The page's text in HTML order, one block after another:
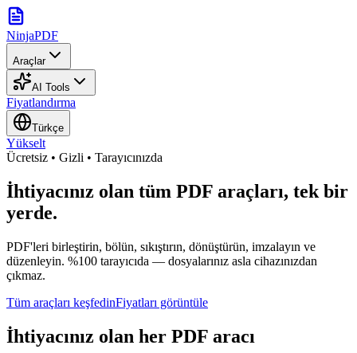
NinjaPDF
Araçlar
AI Tools
Fiyatlandırma
Türkçe
Yükselt
Ücretsiz • Gizli • Tarayıcınızda
İhtiyacınız olan tüm PDF araçları, tek bir
yerde.
PDF'leri birleştirin, bölün, sıkıştırın, dönüştürün, imzalayın ve
düzenleyin. %100 tarayıcıda — dosyalarınız asla cihazınızdan
çıkmaz.
Tüm araçları keşfedinFiyatları görüntüle
İhtiyacınız olan her PDF aracı